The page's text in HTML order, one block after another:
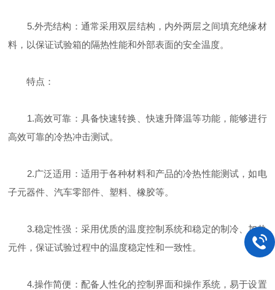
5.外壳结构：通常采用双层结构，内外两层之间填充绝缘材
料，以保证试验箱的隔热性能和外部表面的安全温度。
特点：
1.高效可靠：具备快速转换、快速升降温等功能，能够进行
高效可靠的冷热冲击测试。
2.广泛适用：适用于各种材料和产品的冷热性能测试，如电
子元器件、汽车零部件、塑料、橡胶等。
3.稳定性强：采用优质的温度控制系统和稳定的制冷、加热
元件，保证试验过程中的温度稳定性和一致性。
4.操作简便：配备人性化的控制界面和操作系统，易于设置